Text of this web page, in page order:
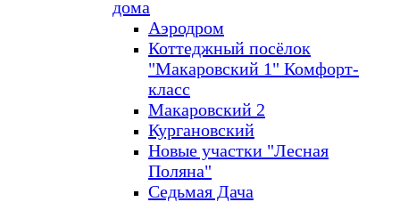
дома
Аэродром
Коттеджный посёлок
"Макаровский 1" Комфорт-
класс
Макаровский 2
Кургановский
Новые участки "Лесная
Поляна"
Седьмая Дача